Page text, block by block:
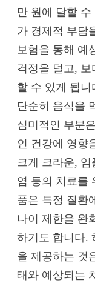
만 원에 달할
가 경제적 부담
보험을 통해 예
걱정을 덜고,
할 수 있게 됩
단순히 음식을
심미적인 부분
인 건강에 영향
크게 크라운,
염 등의 치료를
품은 특정 질환
나이 제한을 완
하기도 합니다.
을 제공하는 것
태와 예상되는